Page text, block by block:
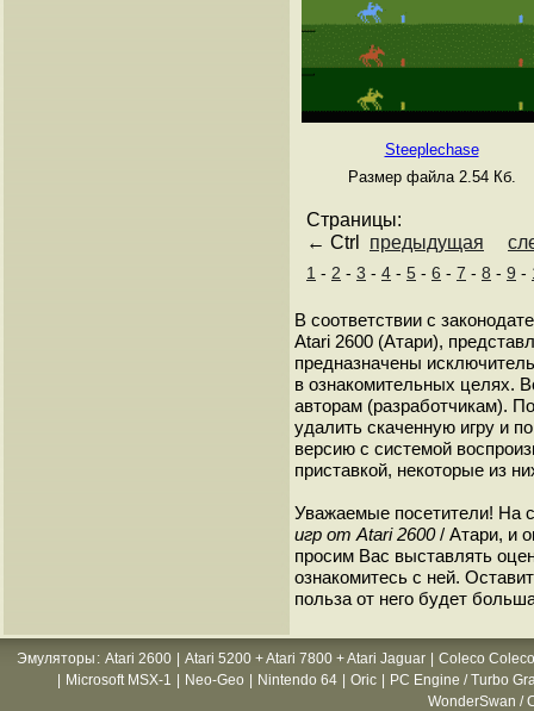
Steeplechase
Размер файла 2.54 Кб.
Страницы:
← Ctrl предыдущая
1 - 2 - 3 - 4 - 5 - 6 - 7 - 8 - 9 -
В соответствии с
Atari 2600 (Атари),
предназначены
в ознакомительных целях.
авторам (разработчикам).
удалить скаченную игру и
версию с системой
приставкой, некоторые из
Уважаемые посетители! На
игр от Atari 2600/ Атари, и
просим Вас выставлять
ознакомитесь с ней.
польза от него будет
Эмуляторы : Atari 2600 Atari 5200 + Atari 7800 + Atari Jaguar
Coleco
Microsoft MSX-1 Neo-Geo Nintendo 64 Oric
PC Engine / Turbo
WonderSwan /